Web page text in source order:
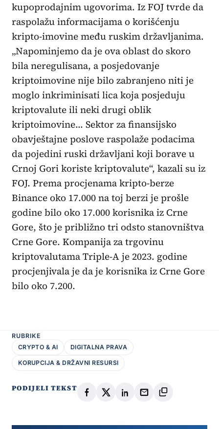
kupoprodajnim ugovorima. Iz FOJ tvrde da
raspolažu informacijama o korišćenju
kripto-imovine među ruskim državljanima.
„Napominjemo da je ova oblast do skoro
bila neregulisana, a posjedovanje
kriptoimovine nije bilo zabranjeno niti je
moglo inkriminisati lica koja posjeduju
kriptovalute ili neki drugi oblik
kriptoimovine… Sektor za finansijsko
obavještajne poslove raspolaže podacima
da pojedini ruski državljani koji borave u
Crnoj Gori koriste kriptovalute“, kazali su iz
FOJ. Prema procjenama kripto-berze
Binance oko 17.000 na toj berzi je prošle
godine bilo oko 17.000 korisnika iz Crne
Gore, što je približno tri odsto stanovništva
Crne Gore. Kompanija za trgovinu
kriptovalutama Triple-A je 2023. godine
procjenjivala je da je korisnika iz Crne Gore
bilo oko 7.200.
RUBRIKE
CRYPTO & AI
DIGITALNA PRAVA
KORUPCIJA & DRŽAVNI RESURSI
PODIJELI TEKST